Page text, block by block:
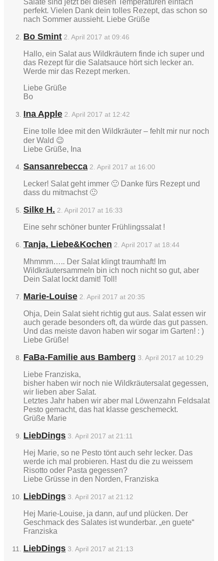
Salate sind jetzt bei diesen Temperaturen einfach
perfekt. Vielen Dank dein tolles Rezept, das schon so
nach Sommer aussieht. Liebe Grüße
Bo Smint 2. April 2017 at 09:46
Hallo, ein Salat aus Wildkräutern finde ich super und
das Rezept für die Salatsauce hört sich lecker an.
Werde mir das Rezept merken.
Liebe Grüße
Bo
Ina Apple 2. April 2017 at 12:42
Eine tolle Idee mit den Wildkräuter – fehlt mir nur noch
der Wald 😉
Liebe Grüße, Ina
Sansanrebecca 2. April 2017 at 16:00
Lecker! Salat geht immer 🙂 Danke fürs Rezept und
dass du mitmachst 🙂
Silke H. 2. April 2017 at 16:33
Eine sehr schöner bunter Frühlingssalat !
Tanja, Liebe&Kochen 2. April 2017 at 18:44
Mhmmm….. Der Salat klingt traumhaft! Im
Wildkräutersammeln bin ich noch nicht so gut, aber
Dein Salat lockt damit! Toll!
Marie-Louise 2. April 2017 at 20:35
Ohja, Dein Salat sieht richtig gut aus. Salat essen wir
auch gerade besonders oft, da würde das gut passen.
Und das meiste davon haben wir sogar im Garten! : )
Liebe Grüße!
FaBa-Familie aus Bamberg 3. April 2017 at 10:29
Liebe Franziska,
bisher haben wir noch nie Wildkräutersalat gegessen,
wir lieben aber Salat.
Letztes Jahr haben wir aber mal Löwenzahn Feldsalat
Pesto gemacht, das hat klasse geschemeckt.
Grüße Marie
LiebDings 3. April 2017 at 21:11
Hej Marie, so ne Pesto tönt auch sehr lecker. Das
werde ich mal probieren. Hast du die zu weissem
Risotto oder Pasta gegessen?
Liebe Grüsse in den Norden, Franziska
LiebDings 3. April 2017 at 21:12
Hej Marie-Louise, ja dann, auf und plücken. Der
Geschmack des Salates ist wunderbar. „en guete“
Franziska
LiebDings 3. April 2017 at 21:13